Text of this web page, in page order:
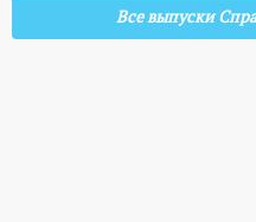
Все выпуски